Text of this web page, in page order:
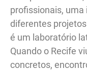
profissionais,
diferentes
é um laboratório
Quando o Recife
concretos,